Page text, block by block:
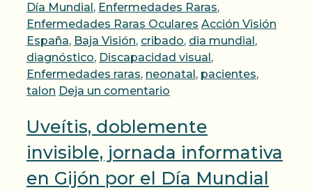
Día Mundial , Enfermedades Raras,
Enfermedades Raras Oculares Etiquetas
Acción Visión
España, Baja Visión, cribado, dia mundial ,
diagnóstico, Discapacidad visual ,
Enfermedades raras, neonatal , pacientes,
talon Deja un comentario
Uveítis, doblemente
invisible, jornada informativa
en Gijón por el Día Mundial